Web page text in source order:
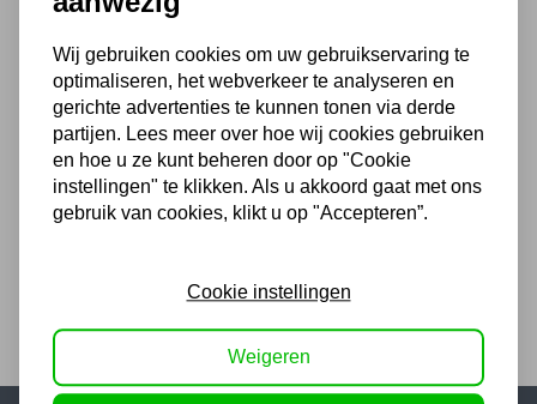
Versnellingsbakkrik MW
500kg PROFI dubbele
cilinder transmissiekrik
453,75
375,00 excl. BTW
Wij gebruiken cookies om uw gebruikservaring te
optimaliseren, het webverkeer te analyseren en
gerichte advertenties te kunnen tonen via derde
partijen. Lees meer over hoe wij cookies gebruiken
en hoe u ze kunt beheren door op "Cookie
instellingen" te klikken. Als u akkoord gaat met ons
gebruik van cookies, klikt u op "Accepteren”.
Cookie instellingen
Weigeren